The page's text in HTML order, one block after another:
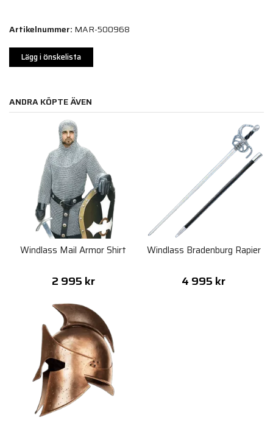
Artikelnummer: MAR-500968
Lägg i önskelista
ANDRA KÖPTE ÄVEN
Windlass Mail Armor Shirt
2 995 kr
Windlass Bradenburg Rapier
4 995 kr